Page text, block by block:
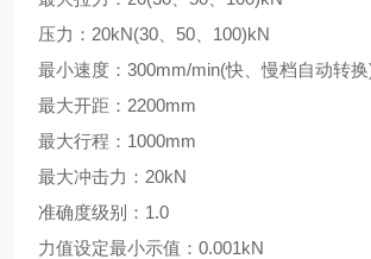
压力：20kN(30、50、100)kN
最小速度：300mm/min(快、慢档自动转换
最大开距：2200mm
最大行程：1000mm
最大冲击力：20kN
准确度级别：1.0
力值设定最小示值：0.001kN